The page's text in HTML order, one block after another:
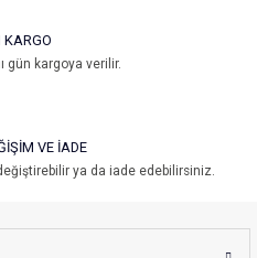
KARGO
gün kargoya verilir.
VE İADE
ya da iade edebilirsiniz.